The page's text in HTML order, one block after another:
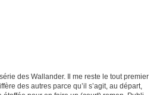
des Wallander. Il me reste le tout premier
des autres parce qu’il s’agit, au départ,